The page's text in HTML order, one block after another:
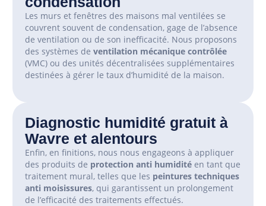
Les murs et fenêtres des maisons mal ventilées se
couvrent souvent de condensation, gage de l’absence
de ventilation ou de son inefficacité. Nous proposons
des systèmes de ventilation mécanique contrôlée
(VMC) ou des unités décentralisées supplémentaires
destinées à gérer le taux d’humidité de la maison.
Diagnostic humidité gratuit à
Wavre et alentours
Enfin, en finitions, nous nous engageons à appliquer
des produits de protection anti humidité en tant que
traitement mural, telles que les peintures techniques
anti moisissures, qui garantissent un prolongement
de l’efficacité des traitements effectués.